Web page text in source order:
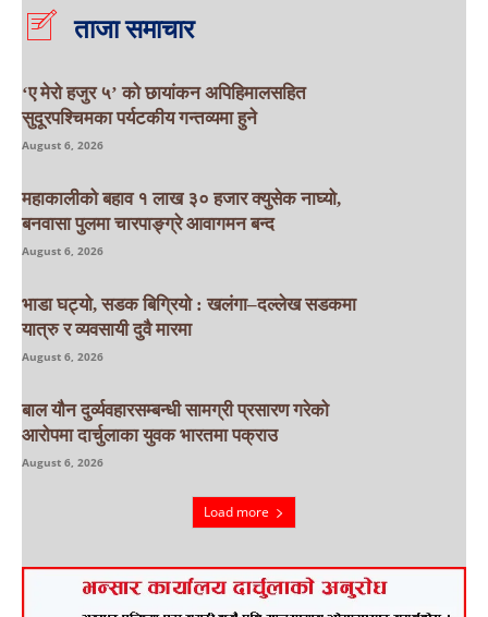
ताजा समाचार
‘ए मेरो हजुर ५’ को छायांकन अपिहिमालसहित
सुदूरपश्चिमका पर्यटकीय गन्तव्यमा हुने
August 6, 2026
महाकालीको बहाव १ लाख ३० हजार क्युसेक नाघ्यो,
बनवासा पुलमा चारपाङ्ग्रे आवागमन बन्द
August 6, 2026
भाडा घट्यो, सडक बिग्रियो : खलंगा–दल्लेख सडकमा
यात्रु र व्यवसायी दुवै मारमा
August 6, 2026
बाल यौन दुर्व्यवहारसम्बन्धी सामग्री प्रसारण गरेको
आरोपमा दार्चुलाका युवक भारतमा पक्राउ
August 6, 2026
Load more